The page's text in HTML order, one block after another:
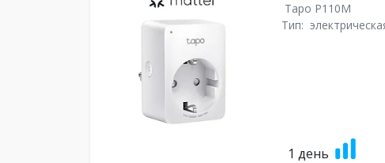
Tapo P110M
Тип:
1 день